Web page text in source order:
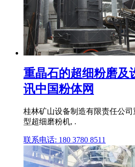
重晶石的超细粉磨及
讯中国粉体网
桂林矿山设备制造有限责任公
型超细磨粉机, .
联系电话: 180 3780 8511